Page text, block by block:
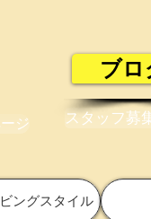
ブロ
ジ スタッフ募
ングスタイル